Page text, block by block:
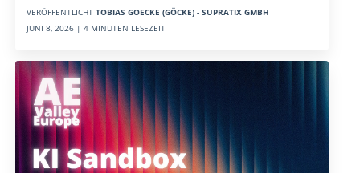
VERÖFFENTLICHT TOBIAS GOECKE (GÖCKE) - SUPRATIX GMBH
JUNI 8, 2026 | 4 MINUTEN LESEZEIT